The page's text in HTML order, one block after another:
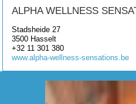
ALPHA WELLNESS
Stadsheide 27
3500 Hasselt
+32 11 301 380
www.alpha-wellness-sensations.be